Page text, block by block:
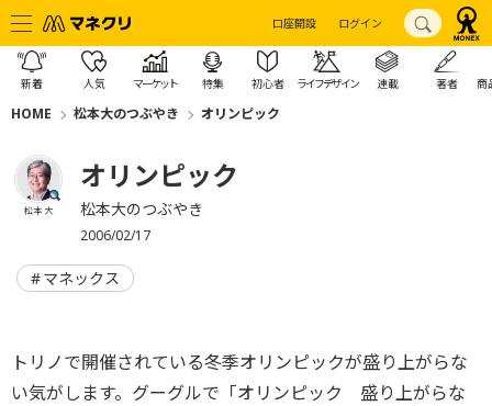
口座開設 ログイン
新着 人気 マーケット 特集 初心者 ライフデザイン 連載 著者 商
HOME 松本大のつぶやき オリンピック
松本 大
オリンピック
松本大のつぶやき
2006/02/17
マネックス
トリノで開催されている冬季オリンピックが盛り上がらな
い気がします。グーグルで「オリンピック 盛り上がらな